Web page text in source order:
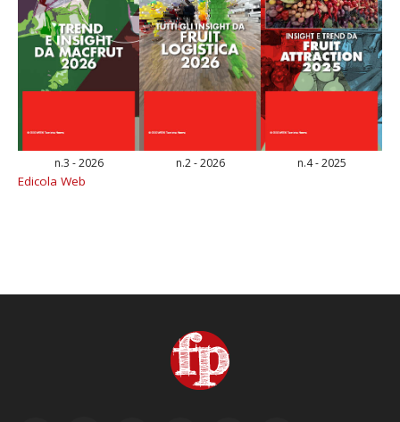
n.3 - 2026 n.2 - 2026 n.4 - 2025
Edicola Web